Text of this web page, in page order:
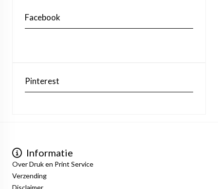
Facebook
Pinterest
Informatie
Over Druk en Print Service
Verzending
Disclaimer